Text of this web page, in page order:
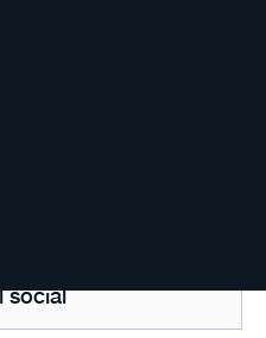
social